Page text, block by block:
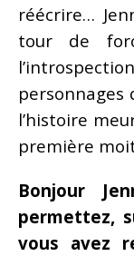
réécrire…
tour de
personnages
l’histoire
première
Bonjour
permettez,
vous avez